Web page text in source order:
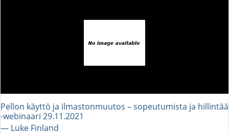
Pellon käyttö ja ilmastonmuutos – sopeutumista ja hillintää
-webinaari 29.11.2021
― Luke Finland